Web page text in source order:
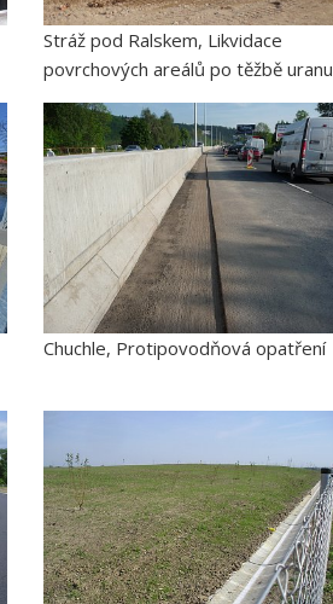
Stráž pod Ralskem, Likvidace
povrchových areálů po těžbě uranu
Chuchle, Protipovodňová opatření